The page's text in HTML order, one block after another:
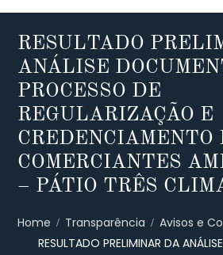
RESULTADO
ANÁLISE
PROCESSO DE
REGULARIZAÇÃO E
CREDENCIAMENTO
COMERCIANTES
– PÁTIO TRÊS
Home Transparência
Avisos e
RESULTADO PRELIMINAR DA